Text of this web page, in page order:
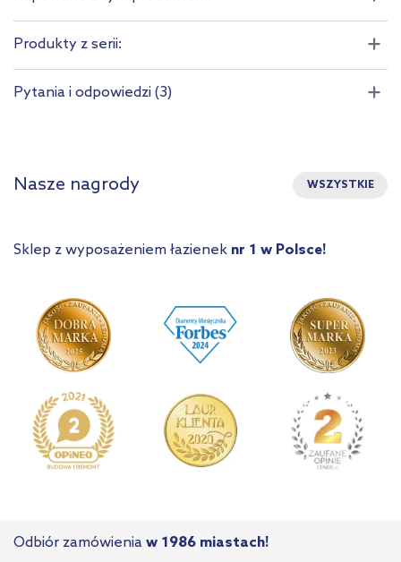
Produkty z serii:
Pytania i odpowiedzi (3)
Nasze nagrody WSZYSTKIE
Sklep z wyposażeniem łazienek nr 1 w Polsce!
Odbiór zamówienia w 1986 miastach!